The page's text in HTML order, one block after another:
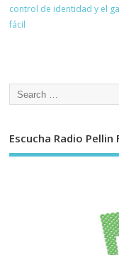
control de identidad y el
fácil
Escucha Radio